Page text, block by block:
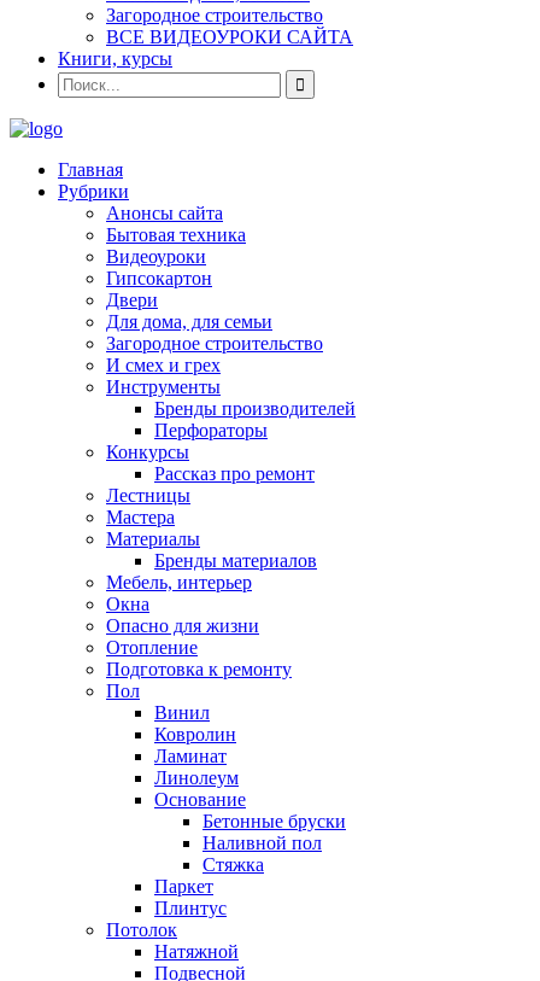
Загородное строительство
ВСЕ ВИДЕОУРОКИ САЙТА
Книги, курсы
Главная
Рубрики
Анонсы сайта
Бытовая техника
Видеоуроки
Гипсокартон
Двери
Для дома, для семьи
Загородное строительство
И смех и грех
Инструменты
Бренды производителей
Перфораторы
Конкурсы
Рассказ про ремонт
Лестницы
Мастера
Материалы
Бренды материалов
Мебель, интерьер
Окна
Опасно для жизни
Отопление
Подготовка к ремонту
Пол
Винил
Ковролин
Ламинат
Линолеум
Основание
Бетонные бруски
Наливной пол
Стяжка
Паркет
Плинтус
Потолок
Натяжной
Подвесной